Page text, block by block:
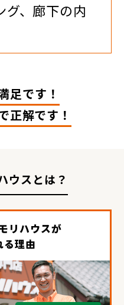
グ、廊下の内
足です！
正解です！
ウスとは？
リハウスが
る理由